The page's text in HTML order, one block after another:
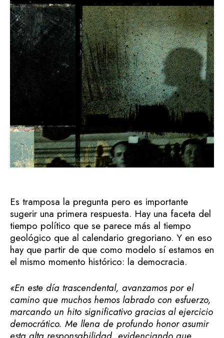
Es tramposa la pregunta pero es importante
sugerir una primera respuesta. Hay una faceta del
tiempo político que se parece más al tiempo
geológico que al calendario gregoriano. Y en eso
hay que partir de que como modelo sí estamos en
el mismo momento histórico: la democracia.
«En este día trascendental, avanzamos por el
camino que muchos hemos labrado con esfuerzo,
marcando un hito significativo gracias al ejercicio
democrático. Me llena de profundo honor asumir